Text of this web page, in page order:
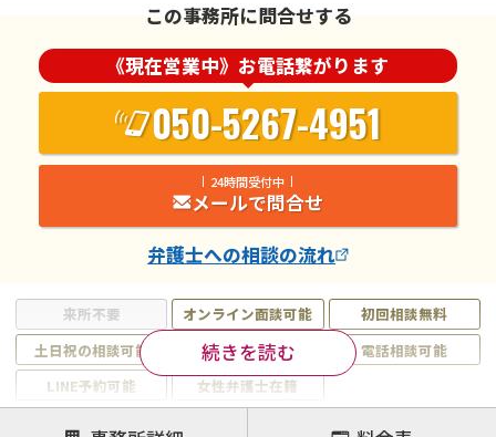
来所不要 オンライン面談可能
初回相談無料
土日祝の相談可能
19時以降電話可能
電話相談可能
LINE予約可能
女性弁護士在籍
注力案件
続きを読む
この事務所に問合せする
《現在営業中》お電話繋がります
050-5267-4951
24時間受付中
メールで問合せ
弁護士への相談の流れ